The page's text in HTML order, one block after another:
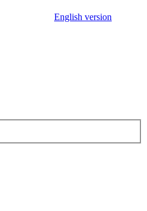
English version